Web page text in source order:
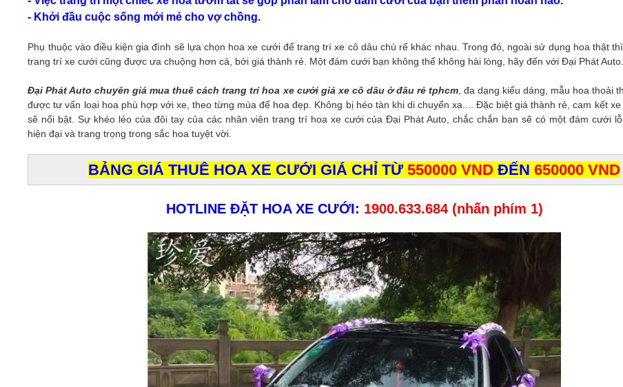
- Khởi đầu cuộc sống mới mẻ cho vợ chồng.
Phụ thuộc vào điều kiện gia đình sẽ lựa chọn hoa xe cưới để trang trí xe cô dâu chú rể khác nhau. Trong đó, ngoài sử dụng hoa thật
trang trí xe cưới cũng được ưa chuộng hơn cả, bởi giá thành rẻ. Một đám cưới bạn không thể không hài lòng, hãy đến với Đại Phát Auto.
Đại Phát Auto chuyên giá mua thuê cách trang trí hoa xe cưới giả xe cô dâu ở đâu rẻ tphcm, đa dạng kiểu dáng, mẫu hoa thoải
được tư vấn loại hoa phù hợp với xe, theo từng mùa để hoa đẹp. Không bị héo tàn khi di chuyển xa.... Đặc biệt giá thành rẻ, cam kết
sẽ nổi bật.Sự khéo léo của đôi tay của các nhân viên trang trí hoa xe cưới của Đại Phát Auto, chắc chắn bạn sẽ có một đám cưới
hiện đại và trang trọng trong sắc hoa tuyệt vời.
BẢNG GIÁ THUÊ HOA XE CƯỚI GIÁ CHỈ TỪ 550000 VND ĐẾN650000 VND
HOTLINE ĐẶT HOA XE CƯỚI: 1900.633.684 (nhấn phím 1)